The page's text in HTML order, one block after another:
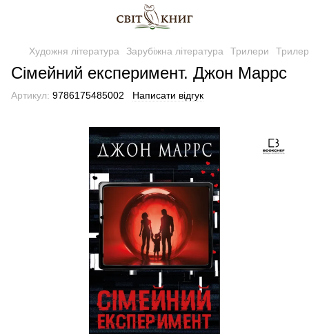
Художня література Зарубіжна література Трилери
Сімейний експеримент. Джон Маррс
Артикул: 9786175485002 Написати відгук